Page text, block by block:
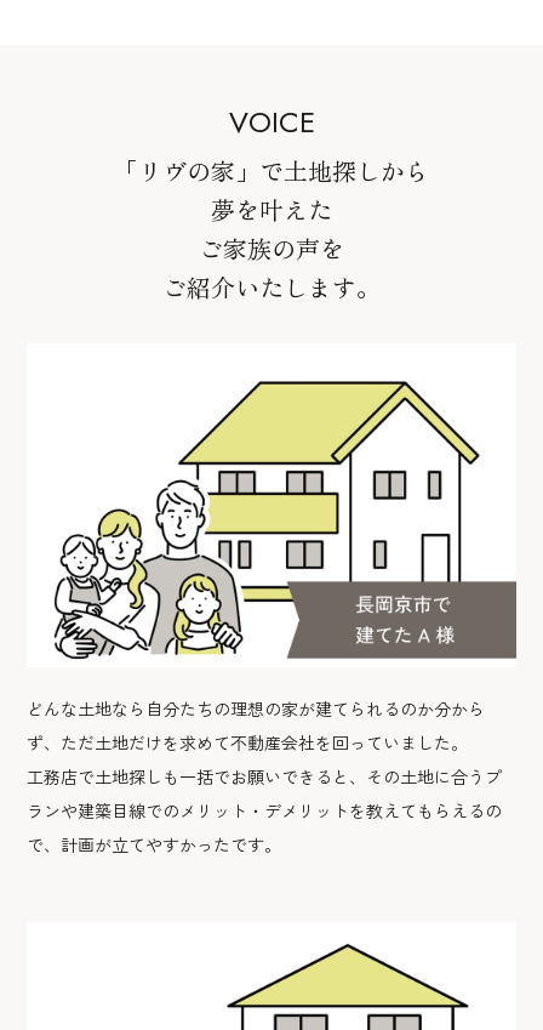
VOICE
「リヴの家」で土地探しから
夢を叶えた
ご家族の声を
ご紹介いたします。
どんな土地なら自分たちの理想の家が建てられるのか分から
ず、ただ土地だけを求めて不動産会社を回っていました。
工務店で土地探しも一括でお願いできると、その土地に合うプ
ランや建築目線でのメリット・デメリットを教えてもらえるの
で、計画が立てやすかったです。